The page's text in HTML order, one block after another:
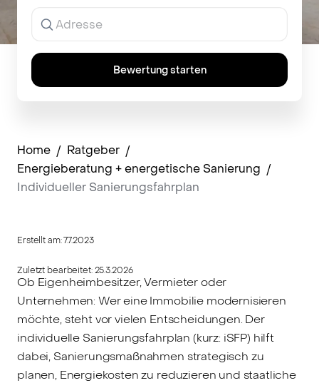
werden
der
Eingabe
angezeigt.
Bewertung starten
Home / Ratgeber /
Energieberatung + energetische Sanierung /
Individueller Sanierungsfahrplan
Erstellt am:7.7.2023
Zuletzt bearbeitet:25.3.2026
Ob Eigenheimbesitzer, Vermieter oder
Unternehmen: Wer eine Immobilie modernisieren
möchte, steht vor vielen Entscheidungen. Der
individuelle Sanierungsfahrplan (kurz: iSFP) hilft
dabei, Sanierungsmaßnahmen strategisch zu
planen, Energiekosten zu reduzieren und staatliche